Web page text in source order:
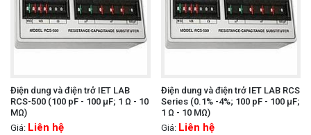
Điện dung và điện trở IET LAB
RCS-500 (100 pF - 100 µF; 1 Ω - 10
MΩ)
Giá: Liên hệ
Điện dung và điện trở IET LAB RCS
Series (0.1% -4%; 100 pF - 100 µF;
1 Ω - 10 MΩ)
Giá: Liên hệ